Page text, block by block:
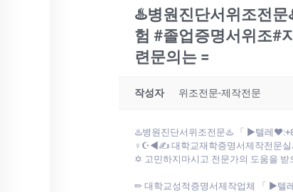
♨️병원진단서위조전
험 #졸업증명서위조
련문의는 =
작성자 위조전문-제작전문
♨️병원진단서위조전문♨️ 「 ▶텔레
♀☪◀✍ 대학교재학증명서제작전문실
✡ 고민하지마시고 전문가의 도움을
✏ 대학교성적증명서제작업체 「 ▶텔